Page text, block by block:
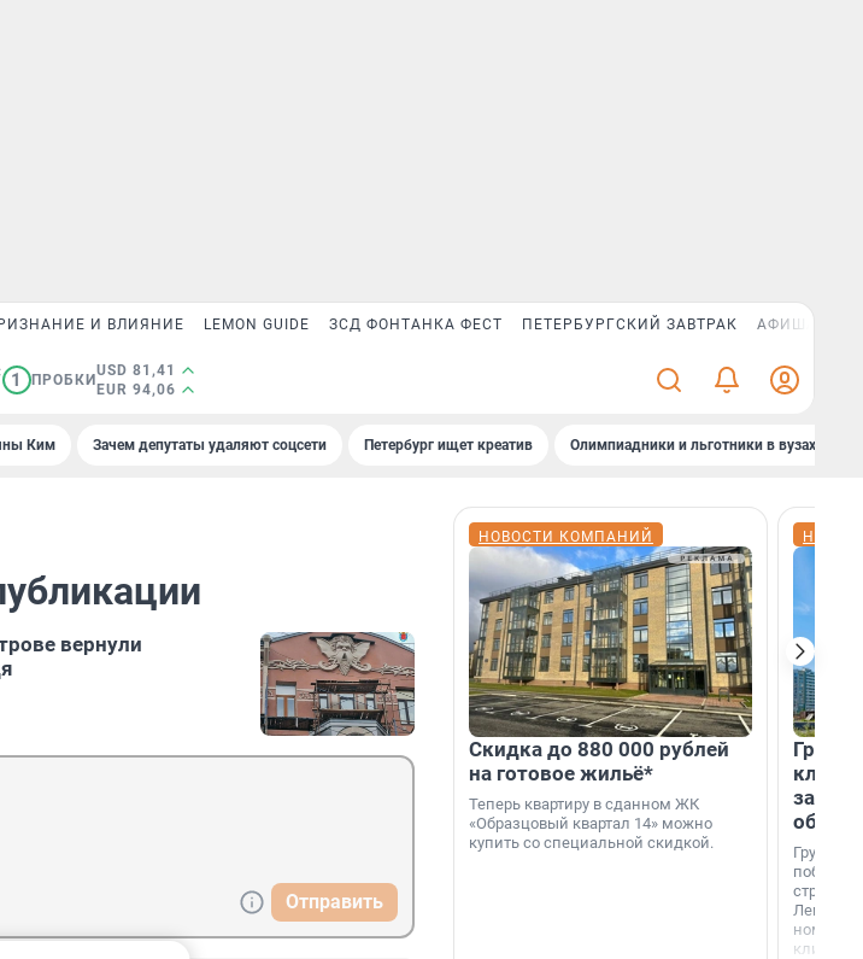
И ВЛИЯНИЕ LEMON GUIDE ЗСД ФОНТАНКА ФЕСТ ПЕТЕРБУРГСКИЙ ЗАВТРАК АФИША PLUS
1 ПРОБКИ
USD 81,41
EUR 94,06
Ким Зачем депутаты удаляют соцсети Петербург ищет креатив Олимпиадники и льготники в вузах СПб
вернули
Отправить
НОВОСТИ КОМПАНИЙ
Скидка до 880 000 рублей
на готовое жильё*
Теперь квартиру в сданном ЖК
«Образцовый квартал 14» можно
купить со специальной скидкой.
Группа